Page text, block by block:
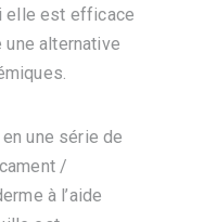
elle est efficace
alternative
une série de
/
à l’aide